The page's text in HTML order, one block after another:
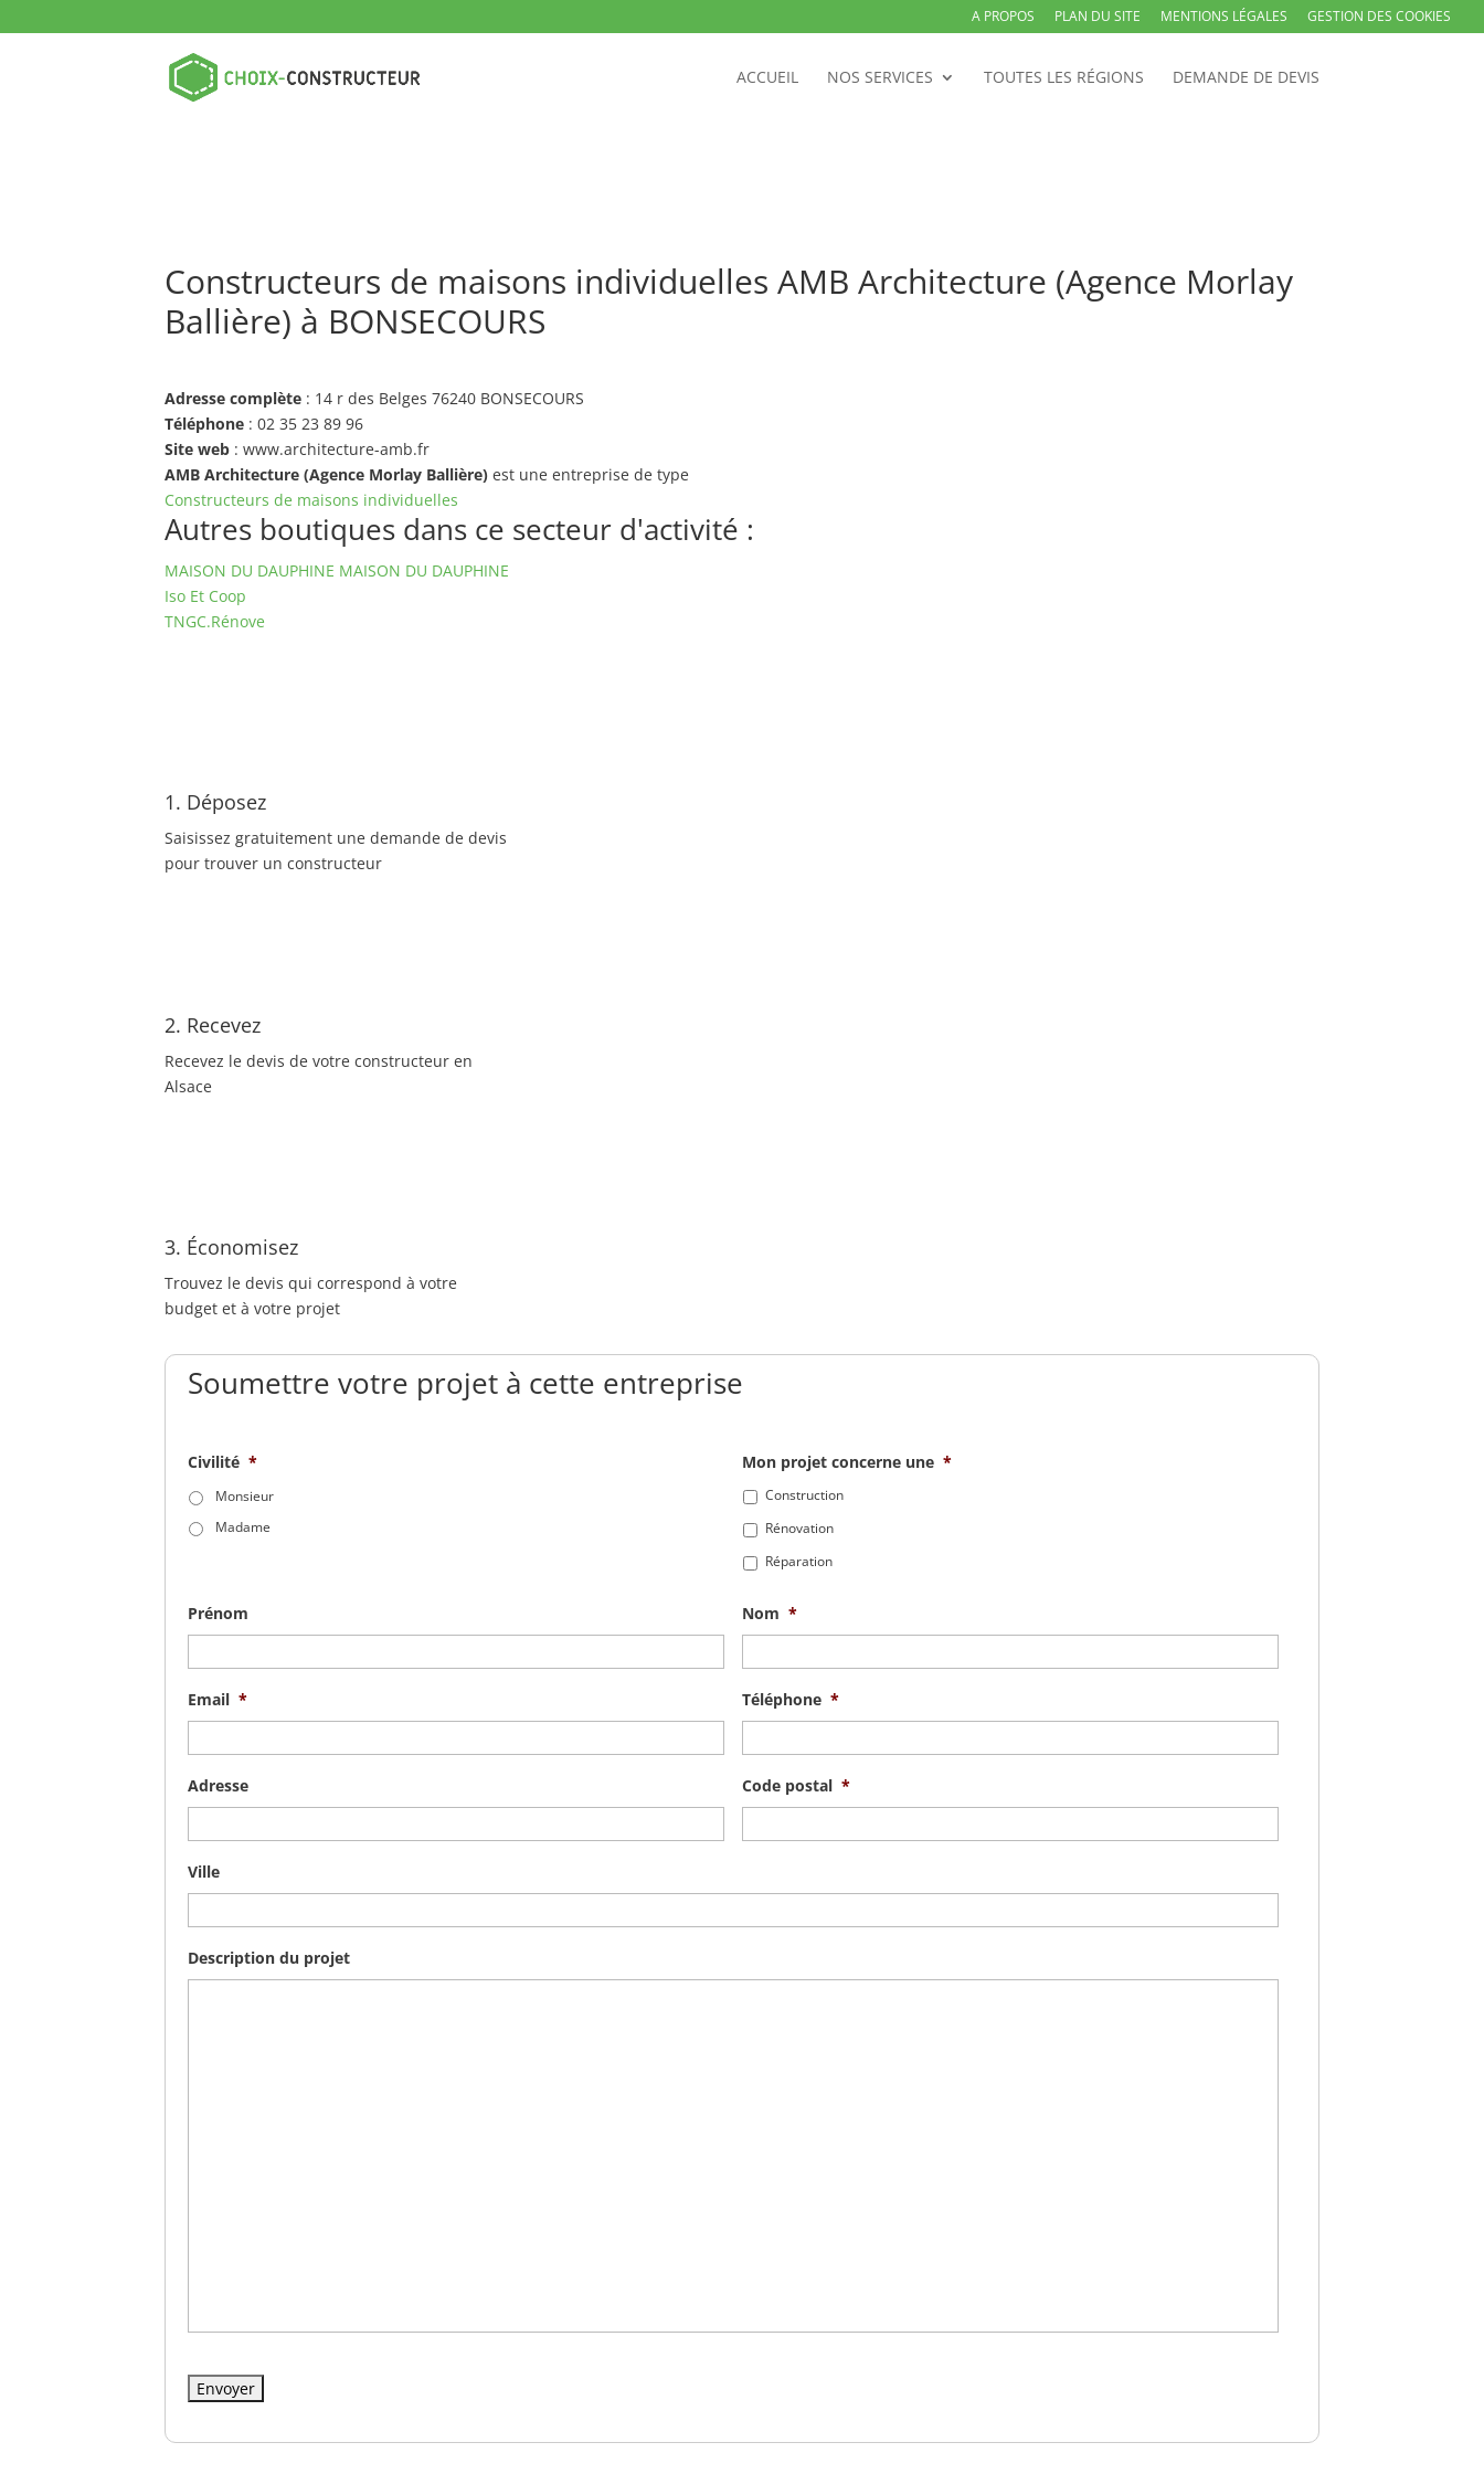
A PROPOS PLAN DU SITE MENTIONS LÉGALES GESTION DES COOKIES
ACCUEIL NOS SERVICES TOUTES LES RÉGIONS DEMANDE DE DEVIS
Constructeurs de maisons individuelles AMB Architecture (Agence Morlay
Ballière) à BONSECOURS
Adresse complète : 14 r des Belges 76240 BONSECOURS
Téléphone : 02 35 23 89 96
Site web : www.architecture-amb.fr
AMB Architecture (Agence Morlay Ballière) est une entreprise de type
Constructeurs de maisons individuelles
Autres boutiques dans ce secteur d'activité :
MAISON DU DAUPHINE MAISON DU DAUPHINE
Iso Et Coop
TNGC.Rénove
1. Déposez
Saisissez gratuitement une demande de devis
pour trouver un constructeur
2. Recevez
Recevez le devis de votre constructeur en
Alsace
3. Économisez
Trouvez le devis qui correspond à votre
budget et à votre projet
Soumettre votre projet à cette entreprise
Civilité *
Monsieur
Madame
Mon projet concerne une *
Construction
Rénovation
Réparation
Prénom Nom *
Email * Téléphone *
Adresse Code postal *
Ville
Description du projet